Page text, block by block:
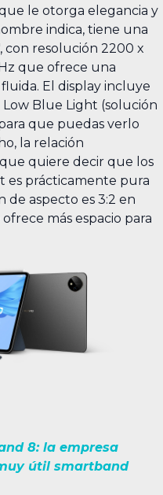
le otorga elegancia y
indica, tiene una
con resolución 2200 x
que ofrece una
El display incluye
Blue Light (solución
que puedas verlo
la relación
quiere decir que los
es prácticamente pura
de aspecto es 3:2 en
más espacio para
8: la empresa
útil smartband